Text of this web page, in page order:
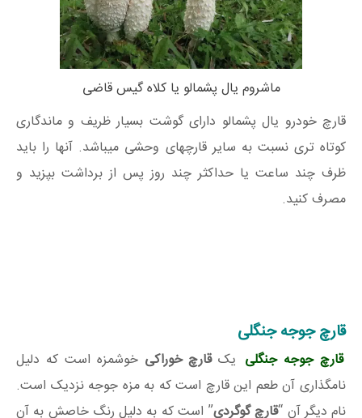
ماشروم یال پشمالو یا کلاه گیس قاضی
قارچ خودرو یال پشمالو دارای گوشت بسیار ظریف و ماندگاری
کوتاه تری نسبت به سایر قارچهای وحشی میباشد. آنها را باید
ظرف چند ساعت یا حداکثر چند روز پس از برداشت بپزید و
مصرف کنید.
قارچ جوجه جنگلی
قارچ جوجه جنگلی یکقارچ خوراکی خوشمزه است که دلیل
نامگذاری آن طعم این قارچ است که به مزه جوجه نزدیک است.
نام دیگر آن “قارچ گوگردی” است که به دلیل رنگ خاصش به آن